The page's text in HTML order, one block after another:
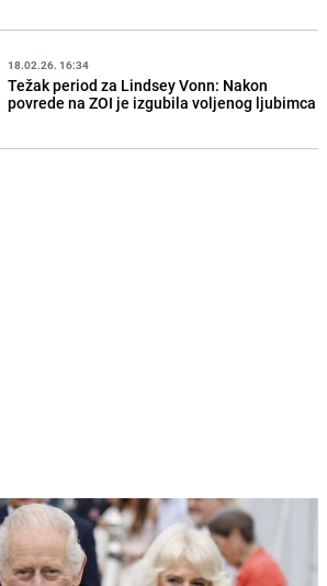
18.02.26. 16:34
Težak period za Lindsey Vonn: Nakon
povrede na ZOI je izgubila voljenog ljubimca